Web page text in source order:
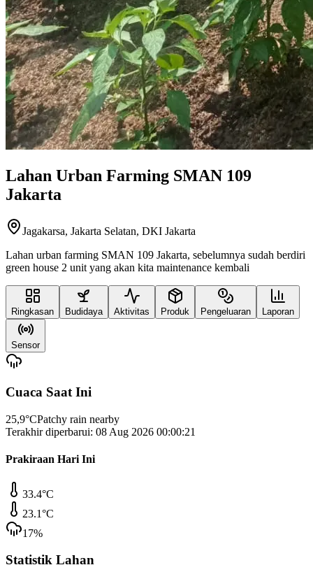
Lahan Urban Farming SMAN 109
Jakarta
Jagakarsa, Jakarta Selatan, DKI Jakarta
Lahan urban farming SMAN 109 Jakarta, sebelumnya sudah berdiri
green house 2 unit yang akan kita maintenance kembali
Ringkasan Budidaya Aktivitas Produk Pengeluaran Laporan
Sensor
Cuaca Saat Ini
25,9°CPatchy rain nearby
Terakhir diperbarui: 08 Aug 2026 00:00:21
Prakiraan Hari Ini
33.4°C
23.1°C
17%
Statistik Lahan